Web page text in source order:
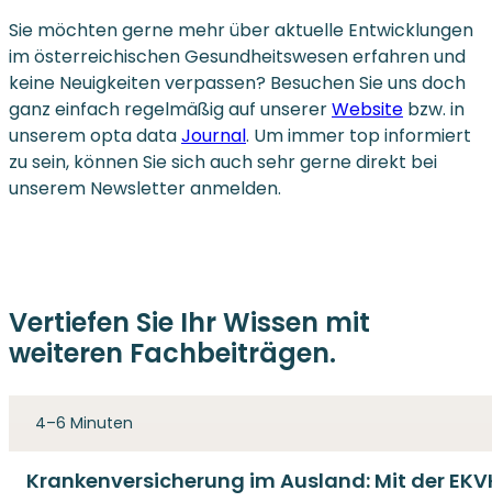
Sie möchten gerne mehr über aktuelle Entwicklungen
im österreichischen Gesundheitswesen erfahren und
keine Neuigkeiten verpassen? Besuchen Sie uns doch
ganz einfach regelmäßig auf unsererWebsite bzw. in
unserem opta dataJournal. Um immer top informiert
zu sein, können Sie sich auch sehr gerne direkt bei
unserem Newsletter anmelden.
Vertiefen Sie Ihr Wissen mit
weiteren Fachbeiträgen.
4–6 Minuten
Krankenversicherung im Ausland: Mit der